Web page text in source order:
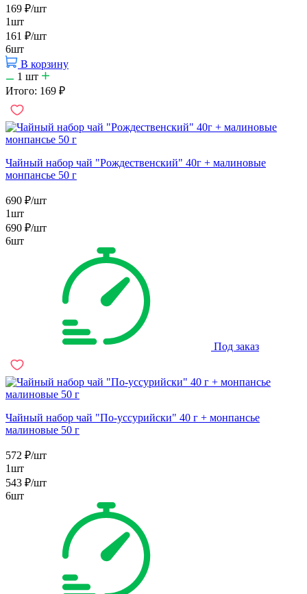
169 ₽/шт
1шт
161 ₽/шт
6шт
В корзину
1 шт
Итого: 169 ₽
Чайный набор чай "Рождественский" 40г + малиновые
монпансье 50 г
690 ₽/шт
1шт
690 ₽/шт
6шт
Под заказ
Чайный набор чай "По-уссурийски" 40 г + монпансье
малиновые 50 г
572 ₽/шт
1шт
543 ₽/шт
6шт